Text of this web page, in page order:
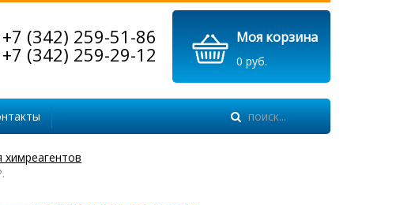
Моя корзина
0 руб.
+7 (342) 259-51-86
+7 (342) 259-29-12
химреагентов